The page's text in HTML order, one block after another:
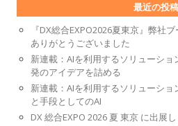
最近の投稿
『DX総合EXPO2026夏東京』弊社
ありがとうございました
新連載：AIを利用するソリューシ
発のアイデアを詰める
新連載：AIを利用するソリューショ
と手段としてのAI
DX 総合EXPO 2026 夏 東京 に出展